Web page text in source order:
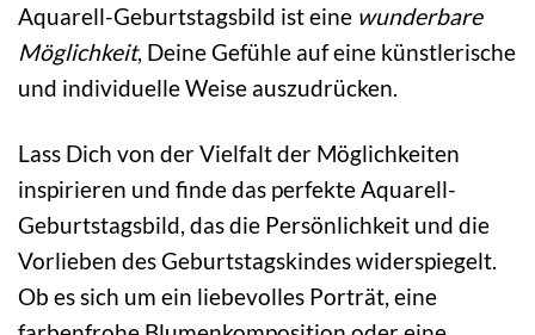
Aquarell-Geburtstagsbild ist eine wunderbare
Möglichkeit, Deine Gefühle auf eine künstlerische
und individuelle Weise auszudrücken.
Lass Dich von der Vielfalt der Möglichkeiten
inspirieren und finde das perfekte Aquarell-
Geburtstagsbild, das die Persönlichkeit und die
Vorlieben des Geburtstagskindes widerspiegelt.
Ob es sich um ein liebevolles Porträt, eine